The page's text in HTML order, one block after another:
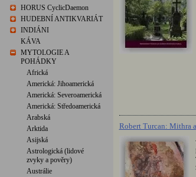
HORUS CyclicDaemon
HUDEBNÍ ANTIKVARIÁT
INDIÁNI
KÁVA
MYTOLOGIE A
POHÁDKY
Africká
Americká: Jihoamerická
Americká: Severoamerická
Americká: Středoamerická
Arabská
Arktida
Asijská
Astrologická (lidové
zvyky a pověry)
Austrálie
Robert Turcan: Mithra